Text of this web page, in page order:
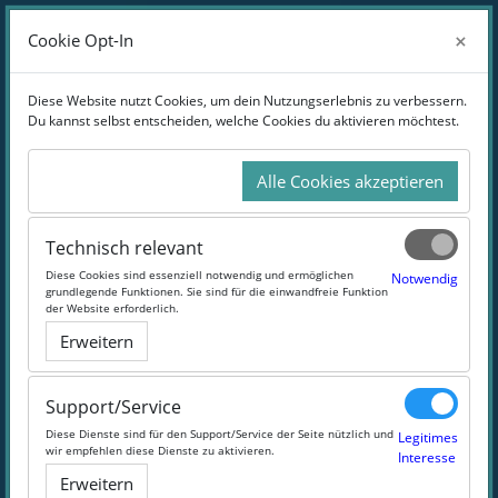
Zum Hauptinhalt
Website-Übersicht
Anmelden
Online-Weiterbildung Wirtschaft
#Wirtschaft #BWL #Marketing #Zahlen
Cookie Opt-In ×
Diese Website nutzt Cookies, um dein Nutzungserlebnis zu verbessern.
Du kannst selbst entscheiden, welche Cookies du aktivieren möchtest.
Alle Cookies akzeptieren
Technisch relevant
Diese Cookies sind essenziell notwendig und ermöglichen
grundlegende Funktionen. Sie sind für die einwandfreie Funktion
der Website erforderlich.
Notwendig
Erweitern
Support/Service
Diese Dienste sind für den Support/Service der Seite nützlich und
wir empfehlen diese Dienste zu aktivieren.
Legitimes
Interesse
Erweitern
Cookie Opt-In ×
Diese Website nutzt Cookies, um dein Nutzungserlebnis zu verbessern.
Du kannst selbst entscheiden, welche Cookies du aktivieren möchtest.
Alle Cookies akzeptieren
Technisch relevant
Diese Cookies sind essenziell notwendig und ermöglichen
grundlegende Funktionen. Sie sind für die einwandfreie Funktion
der Website erforderlich.
Notwendig
Erweitern
Support/Service
Diese Dienste sind für den Support/Service der Seite nützlich und
wir empfehlen diese Dienste zu aktivieren.
Legitimes
Interesse
Erweitern